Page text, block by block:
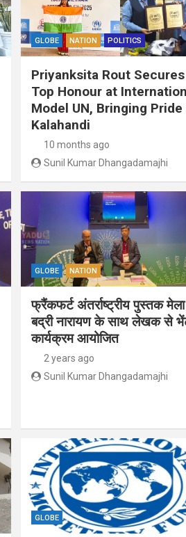
GLOBE NATION POLITICS
Priyanksita Rout Secures
Top Honour at
Model UN, Bringing
Kalahandi
10 months ago
Sunil Kumar Dhangadamajhi
GLOBE NATION
फ्रैंकफर्ट अंतर्राष्ट्रीय पुस्तक
बद्री नारायण के साथ लेखक से
कार्यक्रम आयोजित
2 years ago
Sunil Kumar Dhangadamajhi
GLOBE